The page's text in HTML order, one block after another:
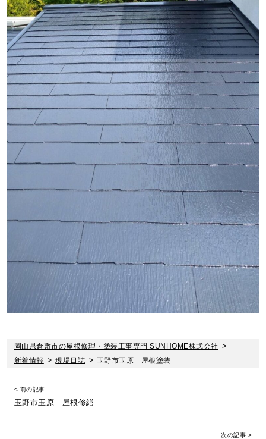
岡山県倉敷市の屋根修理・塗装工事専門 SUNHOME株式会社 >
新着情報 >現場日誌 > 玉野市玉原 屋根塗装
< 前の記事
玉野市玉原 屋根修繕
次の記事 >